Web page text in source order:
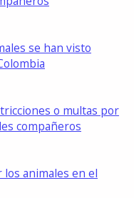
se han visto
o multas por
compañeros
animales en el